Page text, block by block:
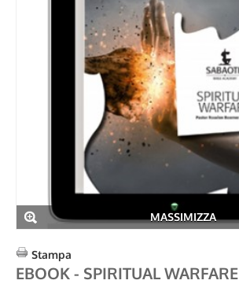
MASSIMIZZA
Stampa
EBOOK - SPIRITUAL WARFARE